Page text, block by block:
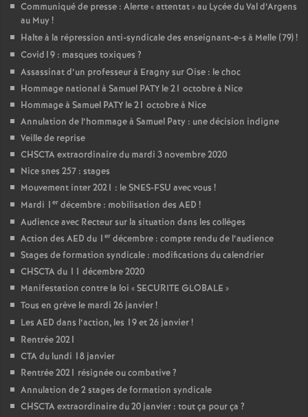
Communiqué de presse : Alerte «attentat» au Lycée du Val d’Argens
au Muy !
Halte à la répression anti-syndicale des enseignant-e-s à Melle (79)!
Covid19 : masques toxiques ?
Assassinat d’un professeur à Eragny sur Oise : le choc
Hommage national à Samuel PATY le 21 octobre à Nice
Hommage à Samuel PATY le 21 octobre à Nice
Annulation de l’hommage à Samuel Paty : une décision indigne
Veille de reprise
CHSCTA extraordinaire du mardi 3 novembre 2020
Nice snes 257 : stages
Mouvement inter 2021 : le SNES-FSU avec vous !
Mardi 1 er décembre : mobilisation des AED !
Audience avec Recteur sur la situation dans les collèges
Action des AED du 1 er décembre : compte rendu de l’audience
Stages de formation syndicale : modifications du calendrier
CHSCTA du 11 décembre 2020
Manifestation contre la loi «SECURITE GLOBALE »
Tous en grève le mardi 26 janvier!
Les AED dans l’action, les 19 et 26 janvier!
Rentrée 2021
CTA du lundi 18 janvier
Rentrée 2021 résignée ou combative?
Annulation de 2 stages de formation syndicale
CHSCTA extraordinaire du 20 janvier : tout ça pour ça ?